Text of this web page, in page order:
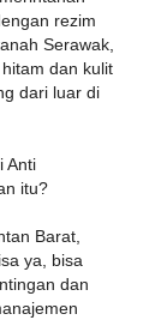
rezim
Serawak,
dan kulit
dari luar di
Anti
itu?
Barat,
ya, bisa
dan